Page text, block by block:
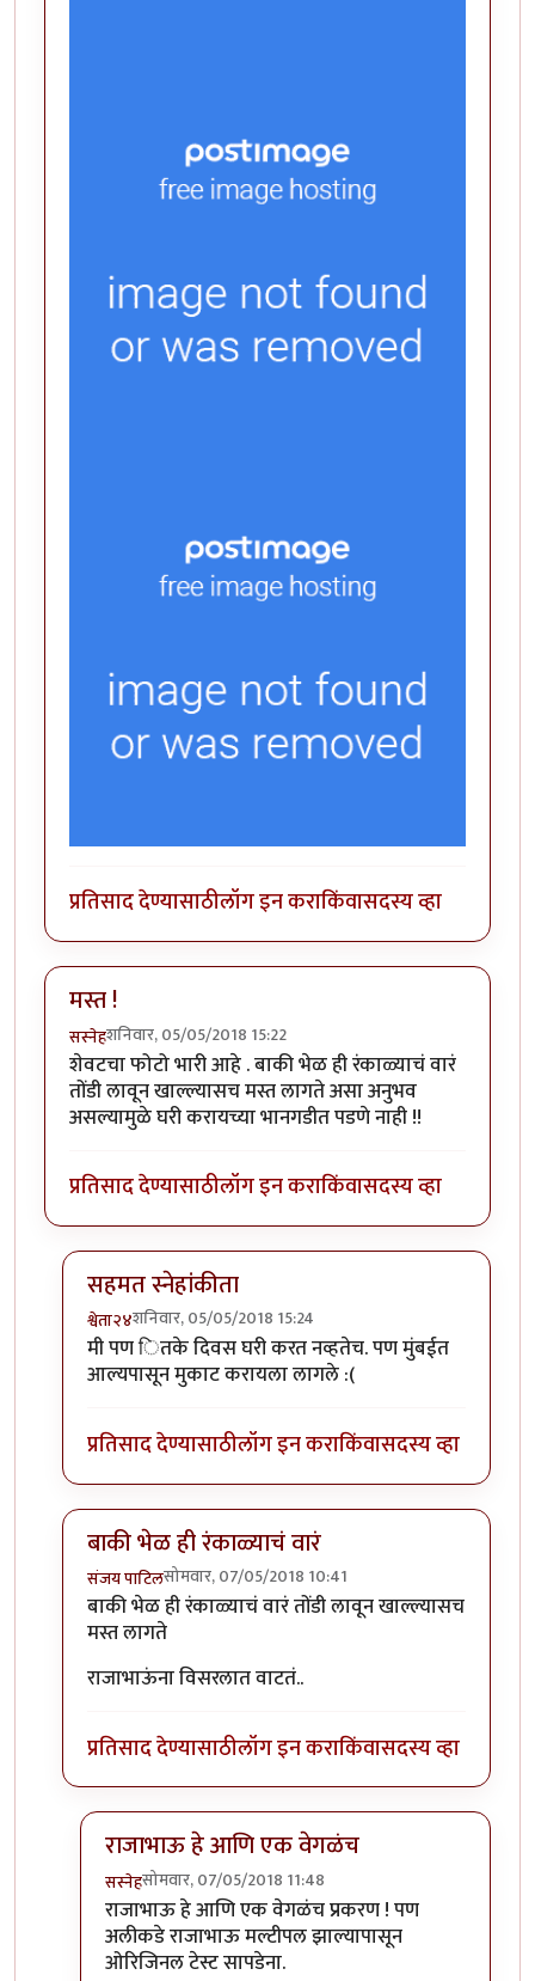
प्रतिसाद देण्यासाठीलॉग इन कराकिंवासदस्य व्हा
मस्त !
सस्नेहशनिवार, 05/05/2018 15:22
शेवटचा फोटो भारी आहे . बाकी भेळ ही रंकाळ्याचं वारं
तोंडी लावून खाल्ल्यासच मस्त लागते असा अनुभव
असल्यामुळे घरी करायच्या भानगडीत पडणे नाही !!
प्रतिसाद देण्यासाठीलॉग इन कराकिंवासदस्य व्हा
सहमत स्नेहांकीता
श्वेता२४शनिवार, 05/05/2018 15:24
In reply toमस्त !byसस्नेह
मी पण ितके दिवस घरी करत नव्हतेच. पण मुंबईत
आल्यपासून मुकाट करायला लागले :(
प्रतिसाद देण्यासाठीलॉग इन कराकिंवासदस्य व्हा
बाकी भेळ ही रंकाळ्याचं वारं
संजय पाटिलसोमवार, 07/05/2018 10:41
In reply toमस्त !byसस्नेह
बाकी भेळ ही रंकाळ्याचं वारं तोंडी लावून खाल्ल्यासच
मस्त लागते
राजाभाऊंना विसरलात वाटतं..
प्रतिसाद देण्यासाठीलॉग इन कराकिंवासदस्य व्हा
राजाभाऊ हे आणि एक वेगळंच
सस्नेहसोमवार, 07/05/2018 11:48
In reply toबाकी भेळ ही रंकाळ्याचं वारंby
राजाभाऊ हे आणि एक वेगळंच प्रकरण ! पण
अलीकडे राजाभाऊ मल्टीपल झाल्यापासून
ओरिजिनल टेस्ट सापडेना.